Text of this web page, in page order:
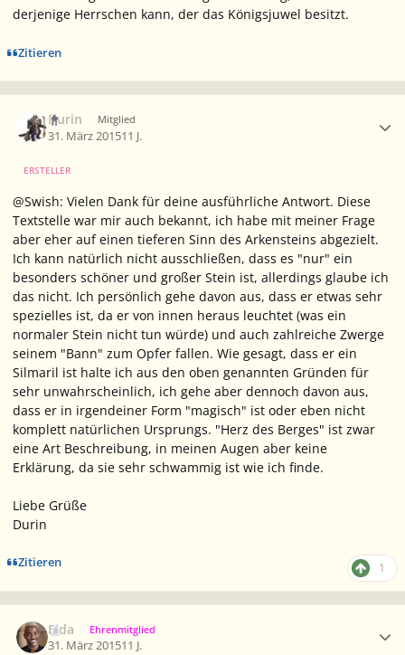
derjenige Herrschen kann, der das Königsjuwel besitzt.
Zitieren
Durin Mitglied
31. März 201511 J.
ERSTELLER
@Swish: Vielen Dank für deine ausführliche Antwort. Diese
Textstelle war mir auch bekannt, ich habe mit meiner Frage
aber eher auf einen tieferen Sinn des Arkensteins abgezielt.
Ich kann natürlich nicht ausschließen, dass es "nur" ein
besonders schöner und großer Stein ist, allerdings glaube ich
das nicht. Ich persönlich gehe davon aus, dass er etwas sehr
spezielles ist, da er von innen heraus leuchtet (was ein
normaler Stein nicht tun würde) und auch zahlreiche Zwerge
seinem "Bann" zum Opfer fallen. Wie gesagt, dass er ein
Silmaril ist halte ich aus den oben genannten Gründen für
sehr unwahrscheinlich, ich gehe aber dennoch davon aus,
dass er in irgendeiner Form "magisch" ist oder eben nicht
komplett natürlichen Ursprungs. "Herz des Berges" ist zwar
eine Art Beschreibung, in meinen Augen aber keine
Erklärung, da sie sehr schwammig ist wie ich finde.
Liebe Grüße
Durin
Zitieren 1
Elda Ehrenmitglied
31. März 201511 J.